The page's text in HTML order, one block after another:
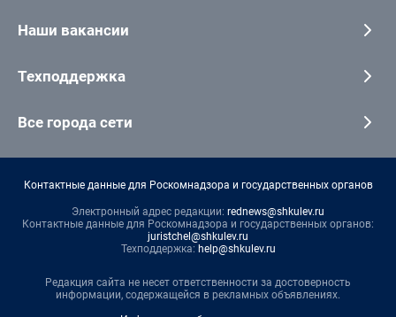
Наши вакансии
Техподдержка
Все города сети
Контактные данные для Роскомнадзора и государственных органов
Электронный адрес редакции: rednews@shkulev.ru
Контактные данные для Роскомнадзора и государственных органов:
juristchel@shkulev.ru
Техподдержка: help@shkulev.ru
Редакция сайта не несет ответственности за достоверность
информации, содержащейся в рекламных объявлениях.